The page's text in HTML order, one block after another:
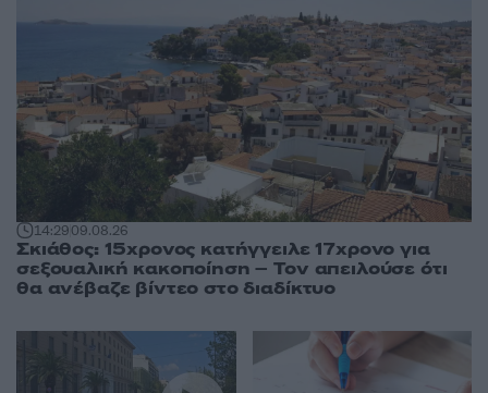
14:2909.08.26
Σκιάθος: 15χρονος κατήγγειλε 17χρονο για
σεξουαλική κακοποίηση – Τον απειλούσε ότι
θα ανέβαζε βίντεο στο διαδίκτυο